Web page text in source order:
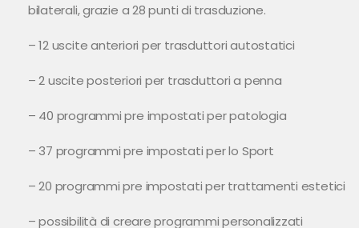
bilaterali, grazie a 28 punti di trasduzione.
– 12 uscite anteriori per trasduttori autostatici
– 2 uscite posteriori per trasduttori a penna
– 40 programmi pre impostati per patologia
– 37 programmi pre impostati per lo Sport
– 20 programmi pre impostati per trattamenti estetici
– possibilità di creare programmi personalizzati